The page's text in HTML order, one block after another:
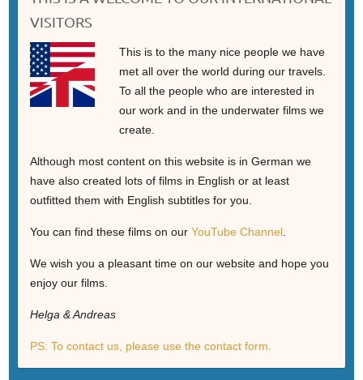
VISITORS
This is to the many nice people we have
met all over the world during our travels.
To all the people who are interested in
our work and in the underwater films we
create.
Although most content on this website is in German we
have also created lots of films in English or at least
outfitted them with English subtitles for you.
You can find these films on our YouTube Channel.
We wish you a pleasant time on our website and hope you
enjoy our films.
Helga & Andreas
PS: To contact us, please use the contact form.